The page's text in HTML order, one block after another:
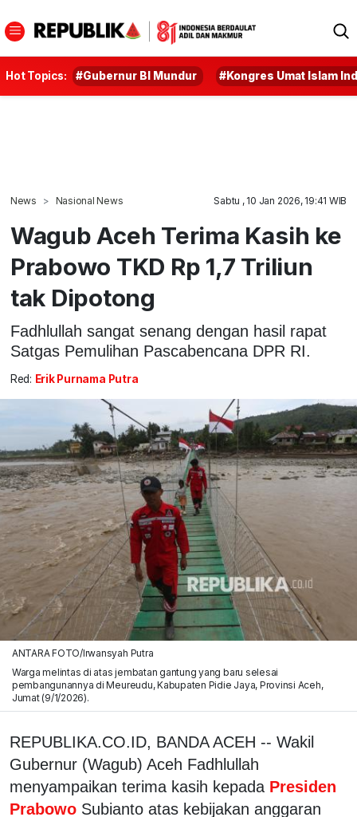
Hot Topics: #Gubernur BI Mundur #Kongres Umat Islam
News Nasional News Sabtu , 10 Jan 2026, 19:41 WIB
Wagub Aceh Terima Kasih ke
Prabowo TKD Rp 1,7 Triliun
tak Dipotong
Fadhlullah sangat senang dengan hasil rapat
Satgas Pemulihan Pascabencana DPR RI.
Red: Erik Purnama Putra
ANTARA FOTO/Irwansyah Putra
Warga melintas di atas jembatan gantung yang baru selesai
pembangunannya di Meureudu, Kabupaten Pidie Jaya, Provinsi Aceh,
Jumat (9/1/2026).
REPUBLIKA.CO.ID, BANDA ACEH -- Wakil
Gubernur (Wagub) Aceh Fadhlullah
menyampaikan terima kasih kepada Presiden
Prabowo Subianto atas kebijakan anggaran